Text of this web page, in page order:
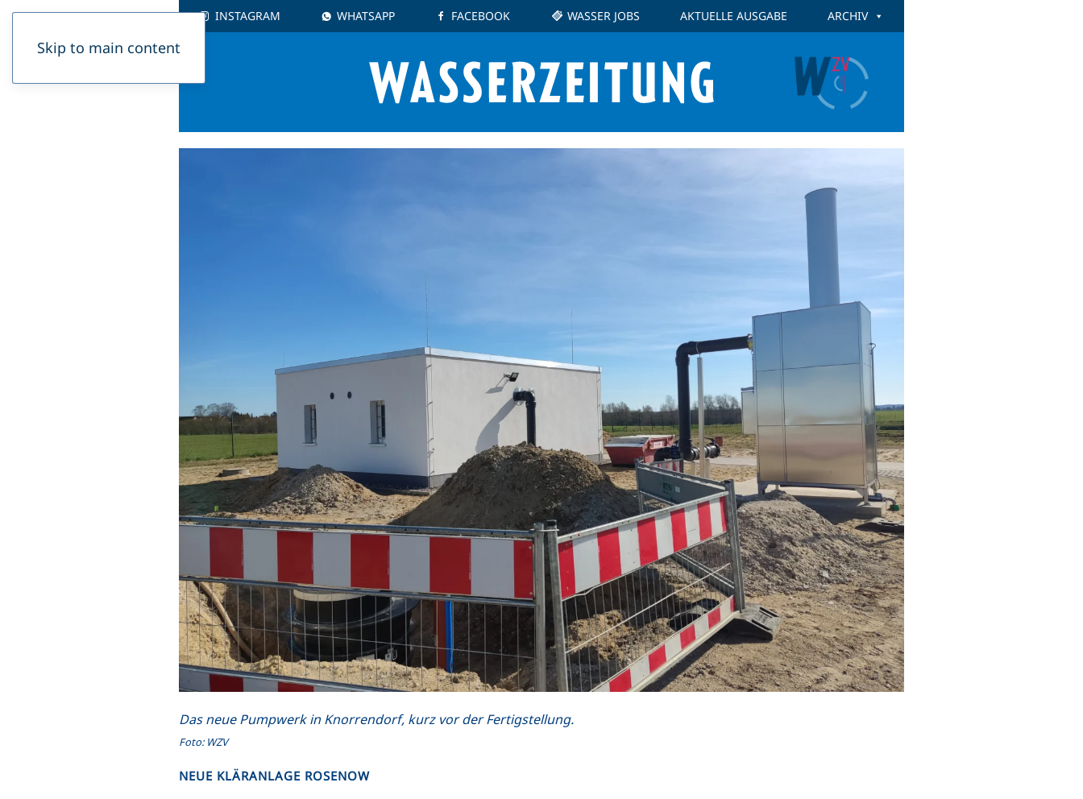
Skip to main content
INSTAGRAM WHATSAPP FACEBOOK WASSER JOBS AKTUELLE AUSGABE ARCHIV
Das neue Pumpwerk in Knorrendorf, kurz vor der Fertigstellung.
Foto: WZV
NEUE KLÄRANLAGE ROSENOW